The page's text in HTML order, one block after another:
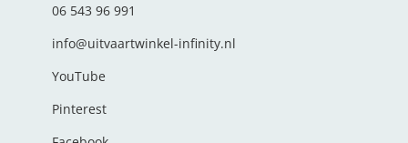
06 543 96 991
info@uitvaartwinkel-infinity.nl
YouTube
Pinterest